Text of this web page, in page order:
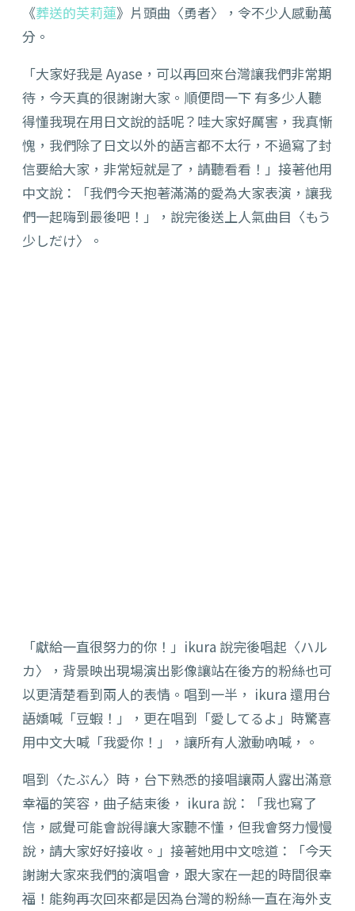
《葬送的芙莉蓮》片頭曲〈勇者〉，令不少人感動萬
分。
「大家好我是 Ayase，可以再回來台灣讓我們非常期
待，今天真的很謝謝大家。順便問一下 有多少人聽
得懂我現在用日文說的話呢？哇大家好厲害，我真慚
愧，我們除了日文以外的語言都不太行，不過寫了封
信要給大家，非常短就是了，請聽看看！」接著他用
中文說：「我們今天抱著滿滿的愛為大家表演，讓我
們一起嗨到最後吧！」，說完後送上人氣曲目〈もう
少しだけ〉。
「獻給一直很努力的你！」ikura 說完後唱起〈ハル
カ〉，背景映出現場演出影像讓站在後方的粉絲也可
以更清楚看到兩人的表情。唱到一半， ikura 還用台
語嬌喊「豆蝦！」，更在唱到「愛してるよ」時驚喜
用中文大喊「我愛你！」，讓所有人激動吶喊，。
唱到〈たぶん〉時，台下熟悉的接唱讓兩人露出滿意
幸福的笑容，曲子結束後， ikura 說：「我也寫了
信，感覺可能會說得讓大家聽不懂，但我會努力慢慢
說，請大家好好接收。」接著她用中文唸道：「今天
謝謝大家來我們的演唱會，跟大家在一起的時間很幸
福！能夠再次回來都是因為台灣的粉絲一直在海外支